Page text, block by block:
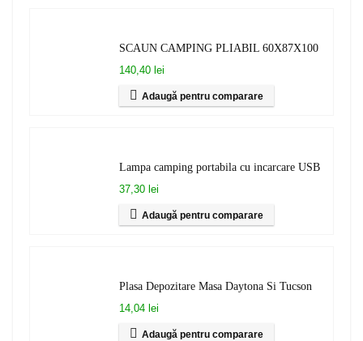
SCAUN CAMPING PLIABIL 60X87X100
140,40 lei
Adaugă pentru comparare
Lampa camping portabila cu incarcare USB
37,30 lei
Adaugă pentru comparare
Plasa Depozitare Masa Daytona Si Tucson
14,04 lei
Adaugă pentru comparare